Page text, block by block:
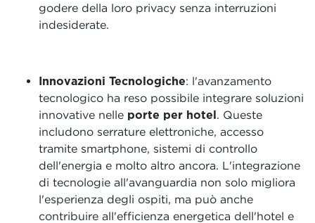
godere della loro privacy senza interruzioni
indesiderate.
Innovazioni Tecnologiche: l'avanzamento
tecnologico ha reso possibile integrare soluzioni
innovative nelle porte per hotel. Queste
includono serrature elettroniche, accesso
tramite smartphone, sistemi di controllo
dell'energia e molto altro ancora. L'integrazione
di tecnologie all'avanguardia non solo migliora
l'esperienza degli ospiti, ma può anche
contribuire all'efficienza energetica dell'hotel e